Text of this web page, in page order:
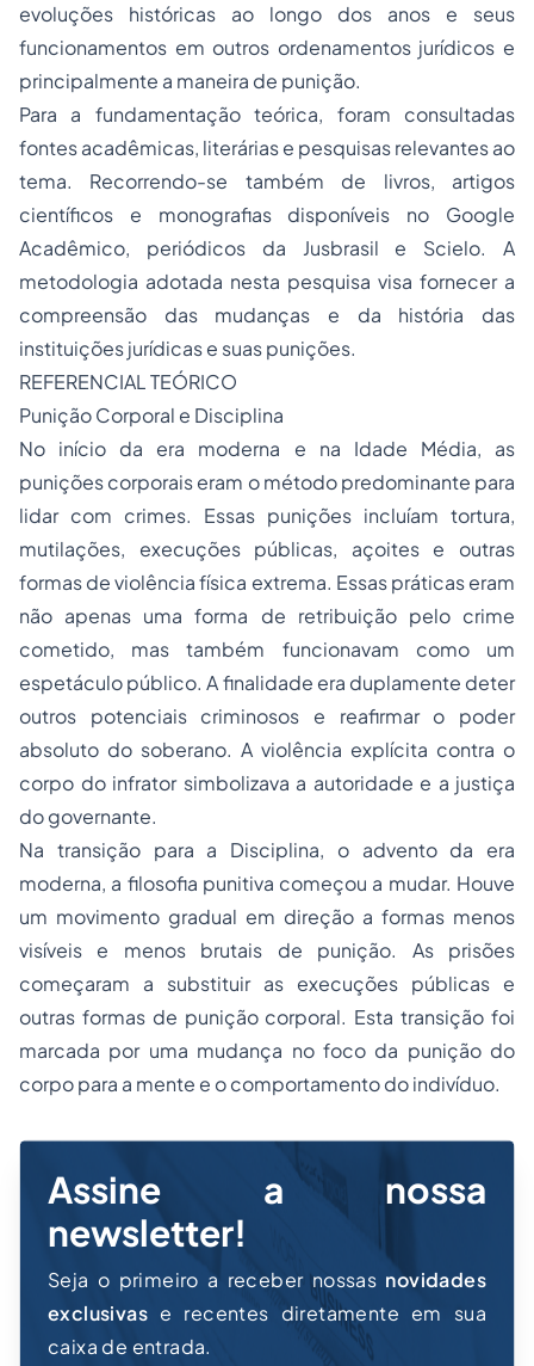
evoluções históricas ao longo dos anos e seus
funcionamentos em outros ordenamentos jurídicos e
principalmente a maneira de punição.
Para a fundamentação teórica, foram consultadas
fontes acadêmicas, literárias e pesquisas relevantes ao
tema. Recorrendo-se também de livros, artigos
científicos e monografias disponíveis no Google
Acadêmico, periódicos da Jusbrasil e Scielo. A
metodologia adotada nesta pesquisa visa fornecer a
compreensão das mudanças e da história das
instituições jurídicas e suas punições.
REFERENCIAL TEÓRICO
Punição Corporal e Disciplina
No início da era moderna e na Idade Média, as
punições corporais eram o método predominante para
lidar com crimes. Essas punições incluíam tortura,
mutilações, execuções públicas, açoites e outras
formas de violência física extrema. Essas práticas eram
não apenas uma forma de retribuição pelo crime
cometido, mas também funcionavam como um
espetáculo público. A finalidade era duplamente deter
outros potenciais criminosos e reafirmar o poder
absoluto do soberano. A violência explícita contra o
corpo do infrator simbolizava a autoridade e a justiça
do governante.
Na transição para a Disciplina, o advento da era
moderna, a filosofia punitiva começou a mudar. Houve
um movimento gradual em direção a formas menos
visíveis e menos brutais de punição. As prisões
começaram a substituir as execuções públicas e
outras formas de punição corporal. Esta transição foi
marcada por uma mudança no foco da punição do
corpo para a mente e o comportamento do indivíduo.
Assine a nossa
newsletter!
Seja o primeiro a receber nossas novidades
exclusivas e recentes diretamente em sua
caixa de entrada.